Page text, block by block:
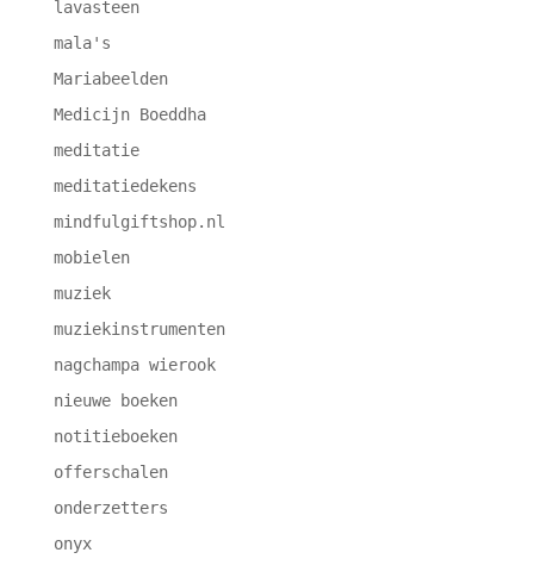
lavasteen
mala's
Mariabeelden
Medicijn Boeddha
meditatie
meditatiedekens
mindfulgiftshop.nl
mobielen
muziek
muziekinstrumenten
nagchampa wierook
nieuwe boeken
notitieboeken
offerschalen
onderzetters
onyx